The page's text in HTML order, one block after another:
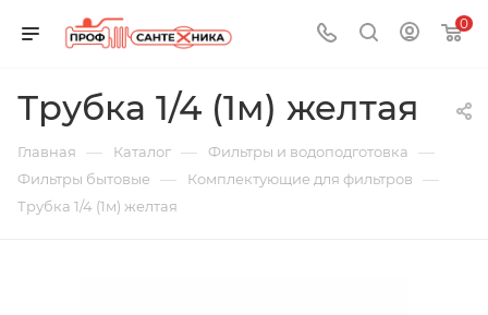
0
Трубка 1/4 (1м) желтая
Главная — Каталог — Фильтры и водоподготовка —
Фильтры бытовые — Комплектующие для фильтров —
Трубка 1/4 (1м) желтая